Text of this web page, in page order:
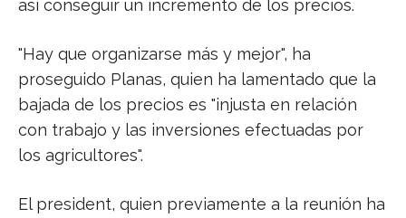
así conseguir un incremento de los precios.
"Hay que organizarse más y mejor", ha
proseguido Planas, quien ha lamentado que la
bajada de los precios es "injusta en relación
con trabajo y las inversiones efectuadas por
los agricultores".
El president, quien previamente a la reunión ha